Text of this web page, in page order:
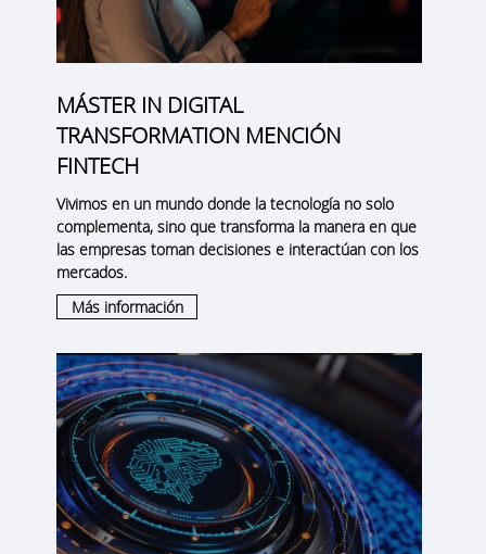
MÁSTER IN DIGITAL
TRANSFORMATION MENCIÓN
FINTECH
Vivimos en un mundo donde la tecnología no solo
complementa, sino que transforma la manera en que
las empresas toman decisiones e interactúan con los
mercados.
Más información